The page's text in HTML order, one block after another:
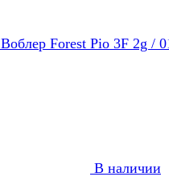
Воблер Forest Pio 3F 2g /
В наличии